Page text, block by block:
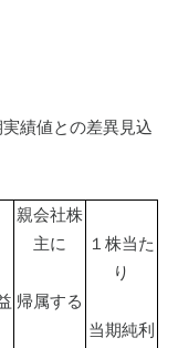
績値との差異見込
親会社株
主に
帰属する
１株当た
り
当期純利